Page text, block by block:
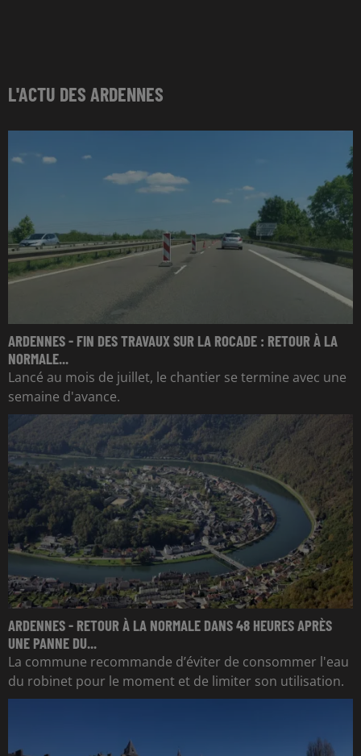
L'ACTU DES ARDENNES
ARDENNES - FIN DES TRAVAUX SUR LA ROCADE : RETOUR À LA
NORMALE...
Lancé au mois de juillet, le chantier se termine avec une
semaine d'avance.
ARDENNES - RETOUR À LA NORMALE DANS 48 HEURES APRÈS
UNE PANNE DU...
La commune recommande d’éviter de consommer l'eau
du robinet pour le moment et de limiter son utilisation.